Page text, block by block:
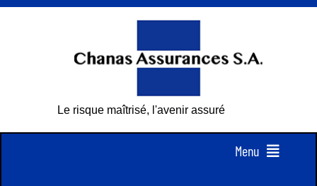
Le risque maîtrisé, l'avenir assuré
Menu